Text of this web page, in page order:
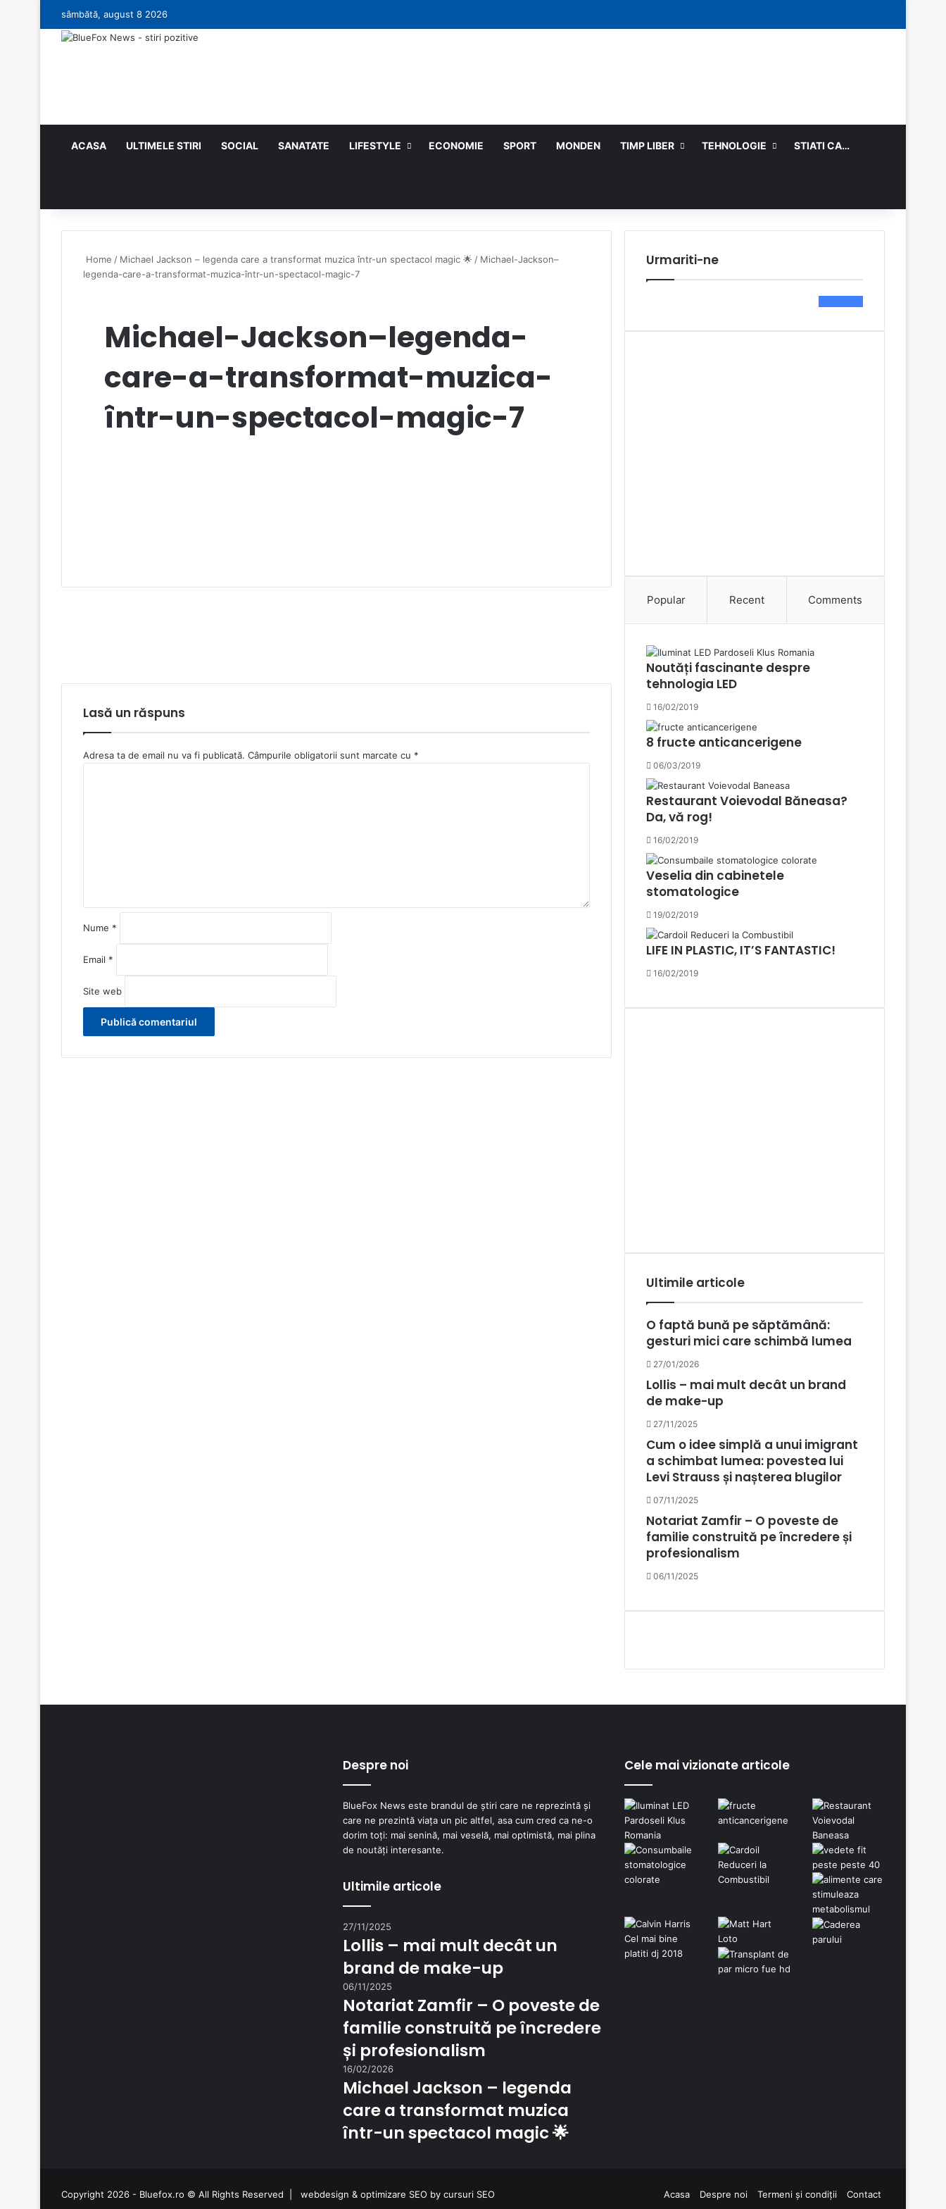
sâmbătă, august 8 2026
ACASA ULTIMELE STIRI SOCIAL SANATATE LIFESTYLE ECONOMIE SPORT MONDEN TIMP LIBER TEHNOLOGIE STIATI CA…
Home / Michael Jackson – legenda care a transformat muzica într-un spectacol magic 🌟 / Michael-Jackson–
legenda-care-a-transformat-muzica-într-un-spectacol-magic-7
Michael-Jackson–legenda-
care-a-transformat-muzica-
într-un-spectacol-magic-7
Lasă un răspuns
Adresa ta de email nu va fi publicată. Câmpurile obligatorii sunt marcate cu *
u
*
Nume *
Email *
Site web
Urmariti-ne
Popular Recent Comments
Noutăți fascinante despre
tehnologia LED
16/02/2019
8 fructe anticancerigene
06/03/2019
Restaurant Voievodal Băneasa?
Da, vă rog!
16/02/2019
Veselia din cabinetele
stomatologice
19/02/2019
LIFE IN PLASTIC, IT’S FANTASTIC!
16/02/2019
Ultimile articole
O faptă bună pe săptămână:
gesturi mici care schimbă lumea
27/01/2026
Lollis – mai mult decât un brand
de make-up
27/11/2025
Cum o idee simplă a unui imigrant
a schimbat lumea: povestea lui
Levi Strauss și nașterea blugilor
07/11/2025
Notariat Zamfir – O poveste de
familie construită pe încredere și
profesionalism
06/11/2025
Despre noi
BlueFox News este brandul de știri care ne reprezintă și
care ne prezintă viața un pic altfel, asa cum cred ca ne-o
dorim toți: mai senină, mai veselă, mai optimistă, mai plina
de noutăți interesante.
Ultimile articole
27/11/2025
Lollis – mai mult decât un
brand de make-up
06/11/2025
Notariat Zamfir – O poveste de
familie construită pe încredere
și profesionalism
16/02/2026
Michael Jackson – legenda
care a transformat muzica
într-un spectacol magic 🌟
Cele mai vizionate articole
Copyright 2026 - Bluefox.ro © All Rights Reserved | webdesign & optimizare SEO by cursuri SEO Acasa Despre noi Termeni și condiții Contact